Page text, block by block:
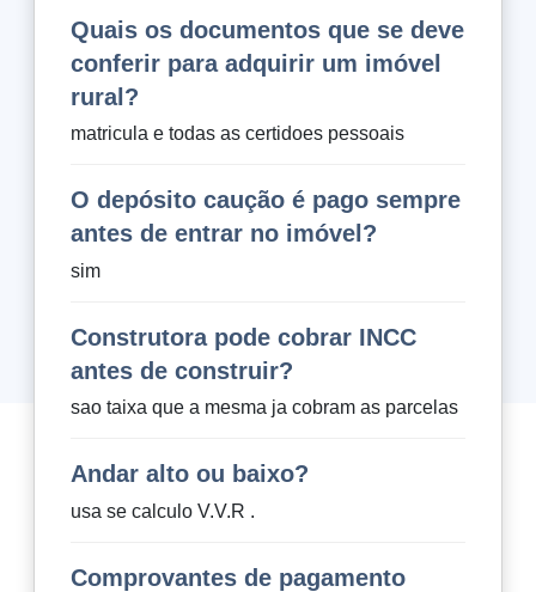
Quais os documentos que se deve
conferir para adquirir um imóvel
rural?
matricula e todas as certidoes pessoais
O depósito caução é pago sempre
antes de entrar no imóvel?
sim
Construtora pode cobrar INCC
antes de construir?
sao taixa que a mesma ja cobram as parcelas
Andar alto ou baixo?
usa se calculo V.V.R .
Comprovantes de pagamento